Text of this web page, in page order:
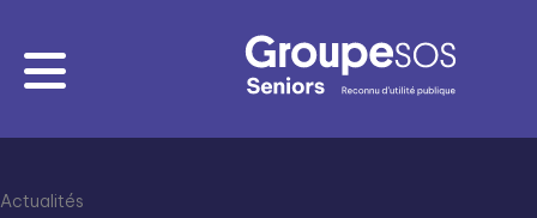
Actualités